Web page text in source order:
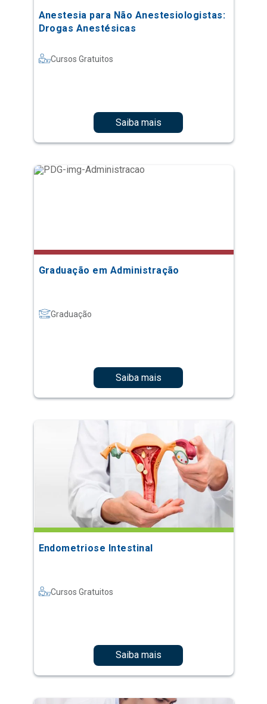
Anestesia para Não Anestesiologistas:
Drogas Anestésicas
Cursos Gratuitos
Saiba mais
Graduação em Administração
Graduação
Saiba mais
Endometriose Intestinal
Cursos Gratuitos
Saiba mais